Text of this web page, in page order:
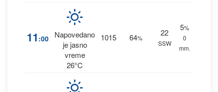
11 :00
Napovedano
je jasno
vreme
26°C
1015 64%
22
SSW
5%
0
mm.